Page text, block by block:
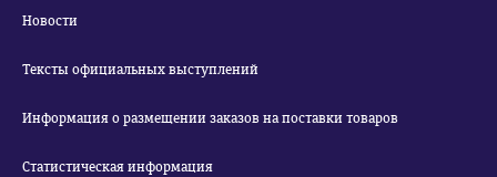
Новости
Тексты официальных выступлений
Информация о размещении заказов на поставки товаров
Статистическая информация